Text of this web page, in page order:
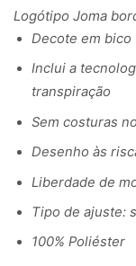
Logótipo Joma
Decote em bico
Inclui a
transpiração
Sem costuras
Desenho às
Liberdade de
Tipo de ajuste:
100% Poliéster